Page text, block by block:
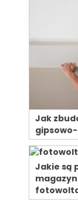
Jak
Jakie są